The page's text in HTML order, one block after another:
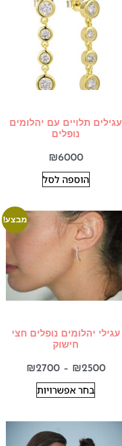
עגילים תלויים עם יהלומים
נופלים
₪6000
הוספה לסל
מבצע!
עגילי יהלומים נופלים חצי
חישוק
₪2500
–
₪2700
בחר אפשרויות